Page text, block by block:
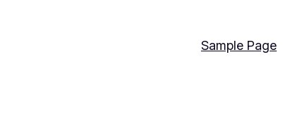
Sample Page